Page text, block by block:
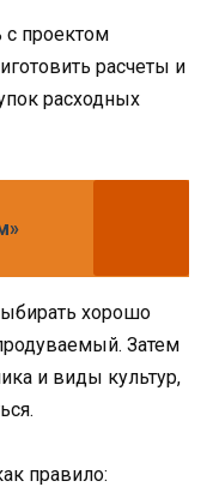
с проектом
расчеты и
расходных
хорошо
Затем
и виды культур,
правило: